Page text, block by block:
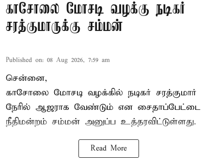
காசோலை மோசடி வழக்கு நடிகர்
சரத்குமாருக்கு சம்மன்
Published on: 08 Aug 2026, 7:59 am
சென்னை,
காசோலை மோசடி வழக்கில் நடிகர் சரத்குமார்
நேரில் ஆஜராக வேண்டும் என சைதாப்பேட்டை
நீதிமன்றம் சம்மன் அனுப்ப உத்தரவிட்டுள்ளது.
Read More